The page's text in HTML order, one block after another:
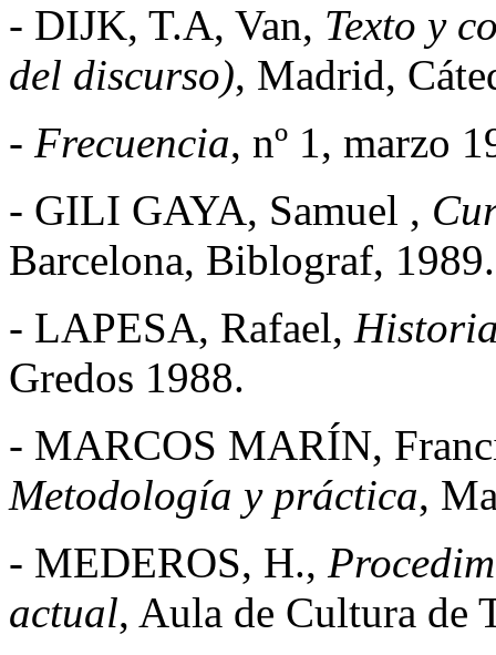
- DIJK, T.A, Van, Texto y
del discurso), Madrid,
- Frecuencia, nº 1, marzo
- GILI GAYA, Samuel ,
Barcelona, Biblograf, 1989.
- LAPESA, Rafael,
Gredos 1988.
- MARCOS MARÍN,
Metodología y práctica,
- MEDEROS, H.,
actual, Aula de Cultura de